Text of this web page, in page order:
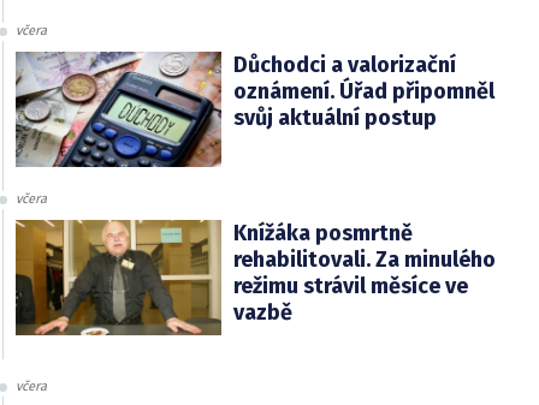
včera
Důchodci a valorizační
oznámení. Úřad připomněl
svůj aktuální postup
včera
Knížáka posmrtně
rehabilitovali. Za minulého
režimu strávil měsíce ve
vazbě
včera